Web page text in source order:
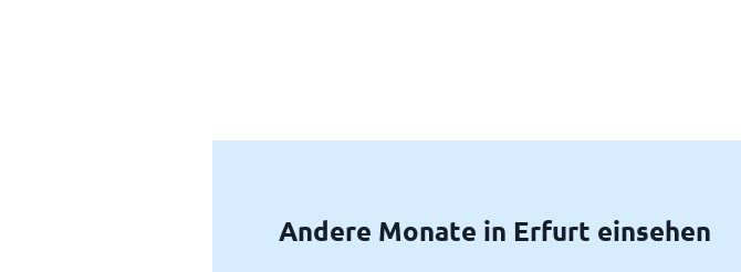
Andere Monate in Erfurt einsehen